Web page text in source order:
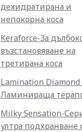
дехидратирана и
непокорна коса
Keraforce-За
възстановяване на
третирана коса
Lamination Diamond
Ламинираща
Milky Sensation-
ултра подхранване